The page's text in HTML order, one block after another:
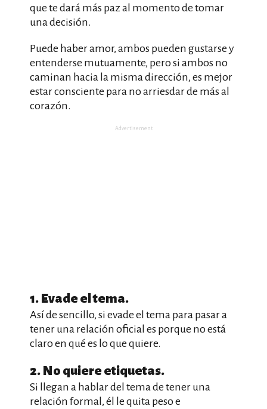
que te dará más paz al momento de tomar
una decisión.
Puede haber amor, ambos pueden gustarse y
entenderse mutuamente, pero si ambos no
caminan hacia la misma dirección, es mejor
estar consciente para no arriesdar de más al
corazón.
Advertisement
1. Evade el tema.
Así de sencillo, si evade el tema para pasar a
tener una relación oficial es porque no está
claro en qué es lo que quiere.
2. No quiere etiquetas.
Si llegan a hablar del tema de tener una
relación formal, él le quita peso e